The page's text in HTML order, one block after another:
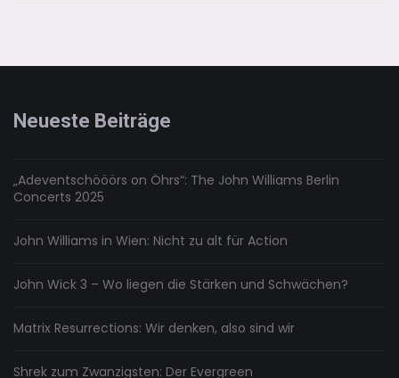
Neueste Beiträge
„Adeventschööörs on Öhrs“: The John Williams Berlin
Concerts 2025
John Williams in Wien: Nicht zu alt für Action
John Wick 3 – Wo liegen die Stärken und Schwächen?
Matrix Resurrections: Wir denken, also sind wir
Shrek zum Zwanzigsten: Der Evergreen